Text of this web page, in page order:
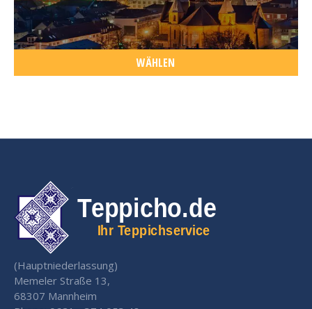
WÄHLEN
(Hauptniederlassung)
Memeler Straße 13,
68307 Mannheim